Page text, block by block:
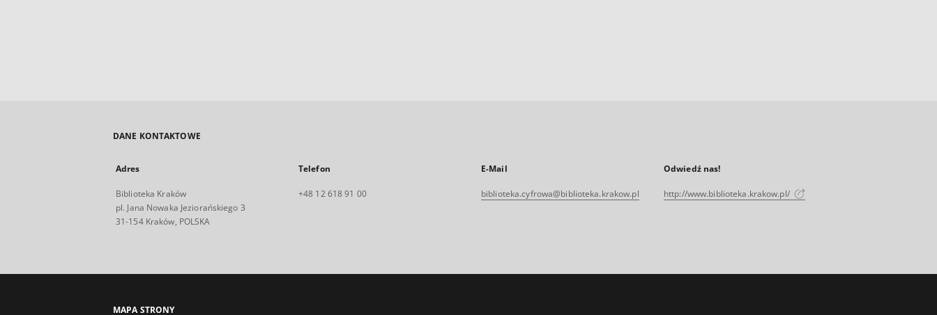
DANE KONTAKTOWE
Adres
Biblioteka Kraków
pl. Jana Nowaka Jeziorańskiego 3
31-154 Kraków, POLSKA
Telefon
+48 12 618 91 00
E-Mail
biblioteka.cyfrowa@biblioteka.krakow.pl
Odwiedź nas!
http://www.biblioteka.krakow.pl/
MAPA STRONY